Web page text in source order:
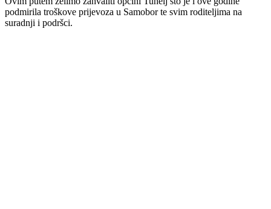
podmirila troškove prijevoza u Samobor te svim roditeljima na
suradnji i podršci.